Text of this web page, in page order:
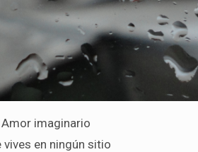
Amor imaginario
vives en ningún sitio